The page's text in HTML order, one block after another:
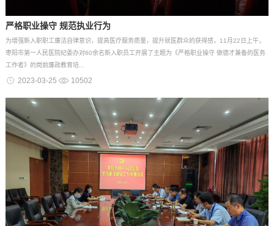
严格职业操守 规范执业行为
为增强新入职职工廉洁自律意识，提高医疗服务质量，提升就医群众的获得感，11月22日上午，
枣阳市第一人民医院纪委办对60余名新入职员工开展了主题为《严格职业操守 做德才兼备的医务
工作者》的岗前廉政教育培...
2023-03-25 10502